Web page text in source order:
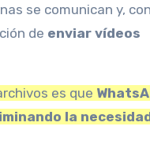
se comunican y,
de enviar vídeos
es que
la